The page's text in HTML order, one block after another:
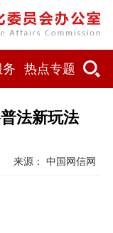
热点专题
法新玩法
来源：中国网信网